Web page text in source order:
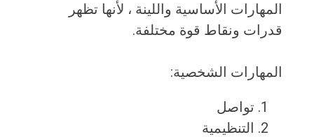
المهارات الأساسية واللينة ، لأنها تظهر
قدرات ونقاط قوة مختلفة.
المهارات الشخصية:
تواصل
التنظيمية